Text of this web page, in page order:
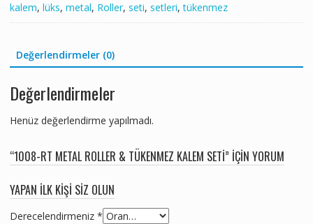
kalem, lüks, metal, Roller, seti, setleri,tükenmez
Değerlendirmeler (0)
Değerlendirmeler
Henüz değerlendirme yapılmadı.
“1008-RT METAL ROLLER & TÜKENMEZ KALEM SETI” IÇIN YORUM
YAPAN ILK KIŞI SIZ OLUN
Derecelendirmeniz *